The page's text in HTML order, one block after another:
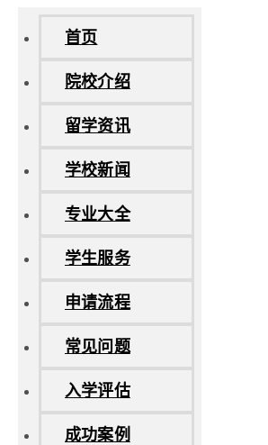
首页
院校介绍
留学资讯
学校新闻
专业大全
学生服务
申请流程
常见问题
入学评估
成功案例